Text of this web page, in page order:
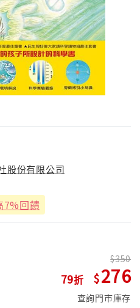
股份有限公司
7%回饋
79
350
276
查詢門市庫存